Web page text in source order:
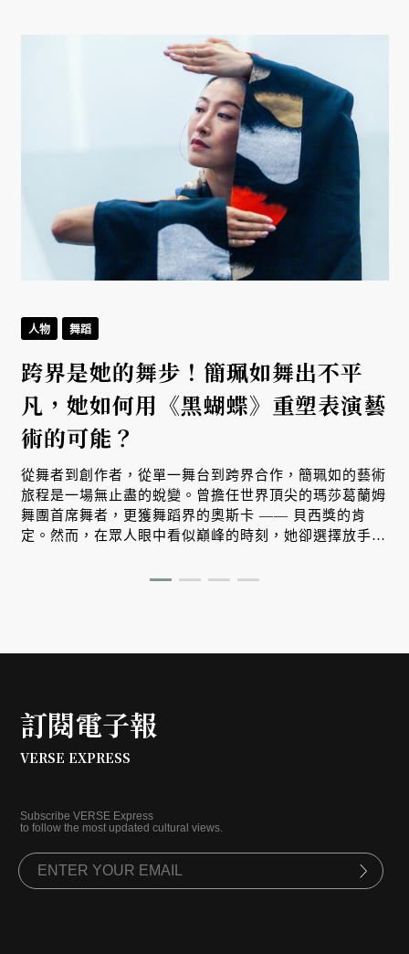
人物 舞蹈
跨界是她的舞步！簡珮如舞出不平
凡，她如何用《黑蝴蝶》重塑表演藝
術的可能？
從舞者到創作者，從單一舞台到跨界合作，簡珮如的藝術
旅程是一場無止盡的蛻變。曾擔任世界頂尖的瑪莎葛蘭姆
舞團首席舞者，更獲舞蹈界的奧斯卡 —— 貝西獎的肯
定。然而，在眾人眼中看似巔峰的時刻，她卻選擇放手，
度在台灣推出的自製作品《黑蝴蝶》，更正式成立個人表
訂閱電子報
VERSE EXPRESS
Subscribe VERSE Express
to follow the most updated cultural views.